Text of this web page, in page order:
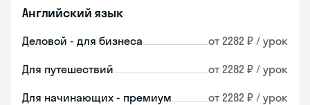
Английский язык
Деловой - для бизнеса от 2282 ₽ / урок
Для путешествий от 2282 ₽ / урок
Для начинающих - премиум от 2282 ₽ / урок